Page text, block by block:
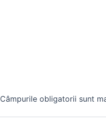
Câmpurile obligatorii sunt